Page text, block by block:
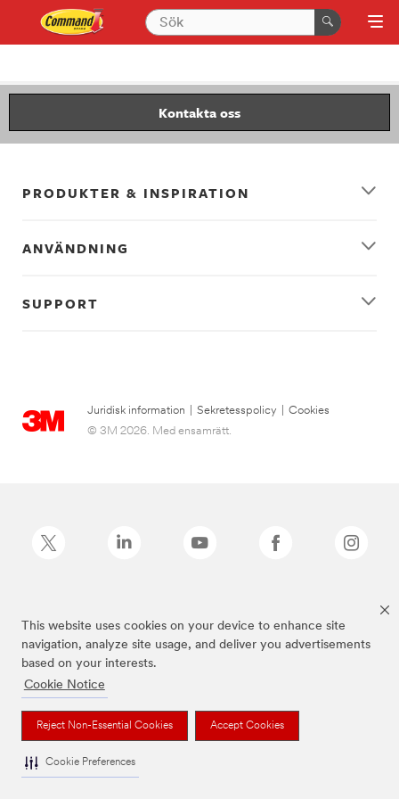
This website uses cookies on your device to enhance site
navigation, analyze site usage, and deliver you advertisements
based on your interests.
Cookie Notice
Reject Non-Essential Cookies Accept Cookies
Cookie Preferences
Kontakta oss
PRODUKTER & INSPIRATION
ANVÄNDNING
SUPPORT
Juridisk information Sekretesspolicy
Cookies
© 3M 2026. Med ensamrätt.